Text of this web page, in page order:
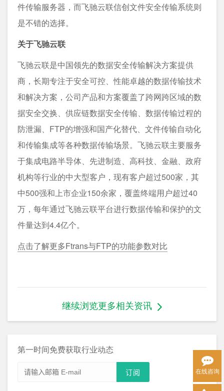
件传输服务器，而飞驰云联信创文件安全传输系统则
是不错的选择。
关于飞驰云联
飞驰云联是中国领先的数据安全传输解决方案提供
商，长期专注于安全可控、性能卓越的数据传输技术
和解决方案，公司产品和方案覆盖了跨网跨区域的数
据安全交换、供应链数据安全传输、数据传输过程的
防泄漏、FTP的增强和国产化替代、文件传输自动化
和传输集成等各种数据传输场景。飞驰云联主要服务
于集成电路半导体、先进制造、高科技、金融、政府
机构等行业的中大型客户，现有客户超过500家，其
中500强和上市企业150余家，覆盖终端用户超过40
万，每年通过飞驰云联平台进行数据传输和保护的文
件量达到4.4亿个。
点击了解更多Ftrans与FTP的功能参数对比
继续浏览更多相关资讯
第一时间免费获取行业动态
在线咨询